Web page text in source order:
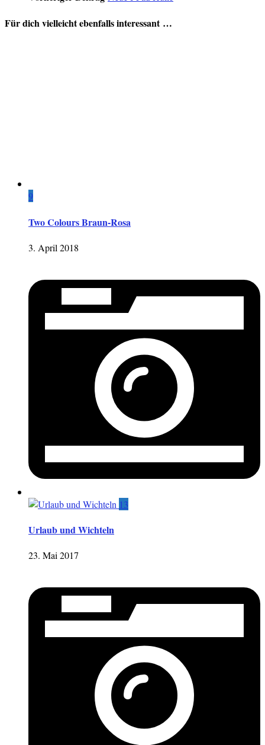
Für dich vielleicht ebenfalls interessant …
9
Two Colours Braun-Rosa
3. April 2018
13
Urlaub und Wichteln
23. Mai 2017